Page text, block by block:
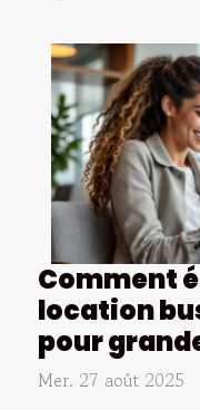
Comment
location
pour
Mer. 27 août 2025